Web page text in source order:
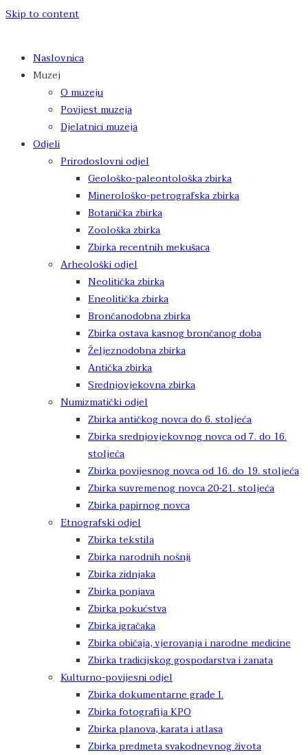
Skip to content
Naslovnica
Muzej
O muzeju
Povijest muzeja
Djelatnici muzeja
Odjeli
Prirodoslovni odjel
Geološko-paleontološka zbirka
Minerološko-petrografska zbirka
Botanička zbirka
Zoološka zbirka
Zbirka recentnih mekušaca
Arheološki odjel
Neolitička zbirka
Eneolitička zbirka
Brončanodobna zbirka
Zbirka ostava kasnog brončanog doba
Željeznodobna zbirka
Antička zbirka
Srednjovjekovna zbirka
Numizmatički odjel
Zbirka antičkog novca do 6. stoljeća
Zbirka srednjovjekovnog novca od 7. do 16.
stoljeća
Zbirka povijesnog novca od 16. do 19. stoljeća
Zbirka suvremenog novca 20-21. stoljeća
Zbirka papirnog novca
Etnografski odjel
Zbirka tekstila
Zbirka narodnih nošnji
Zbirka zidnjaka
Zbirka ponjava
Zbirka pokućstva
Zbirka igračaka
Zbirka običaja, vjerovanja i narodne medicine
Zbirka tradicijskog gospodarstva i zanata
Kulturno-povijesni odjel
Zbirka dokumentarne građe I.
Zbirka fotografija KPO
Zbirka planova, karata i atlasa
Zbirka predmeta svakodnevnog života